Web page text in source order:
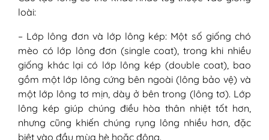
được không?
1. Tránh tiếp xúc với chất gây dị ứng
2. Sử dụng thuốc điều trị triệu chứng
3. Liệu pháp miễn dịch
(Immunotherapy)
4. Thay đổi lối sống
loài:
– Lớp lông đơn và lớp lông kép: Một số giống chó
mèo có lớp lông đơn (single coat), trong khi nhiều
giống khác lại có lớp lông kép (double coat), bao
gồm một lớp lông cứng bên ngoài (lông bảo vệ) và
một lớp lông tơ mịn, dày ở bên trong (lông tơ). Lớp
lông kép giúp chúng điều hòa thân nhiệt tốt hơn,
nhưng cũng khiến chúng rụng lông nhiều hơn, đặc
biệt vào đầu mùa hè hoặc đông.